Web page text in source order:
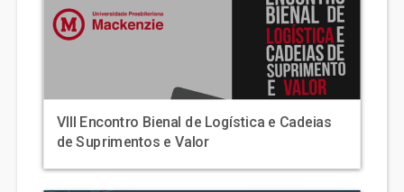
VIII Encontro Bienal de Logística e Cadeias
de Suprimentos e Valor